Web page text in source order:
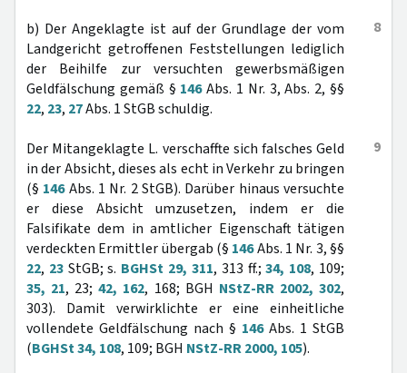
8
b) Der Angeklagte ist auf der Grundlage der vom
Landgericht getroffenen Feststellungen lediglich
der Beihilfe zur versuchten gewerbsmäßigen
Geldfälschung gemäß § 146Abs. 1 Nr. 3, Abs. 2, §§
22, 23, 27Abs. 1 StGB schuldig.
9
Der Mitangeklagte L. verschaffte sich falsches Geld
in der Absicht, dieses als echt in Verkehr zu bringen
(§ 146Abs. 1 Nr. 2 StGB). Darüber hinaus versuchte
er diese Absicht umzusetzen, indem er die
Falsifikate dem in amtlicher Eigenschaft tätigen
verdeckten Ermittler übergab (§ 146Abs. 1 Nr. 3, §§
22, 23StGB; s. BGHSt 29, 311, 313 ff.;34, 108, 109;
35, 21, 23;42, 162, 168; BGH NStZ-RR 2002, 302,
303). Damit verwirklichte er eine einheitliche
vollendete Geldfälschung nach § 146Abs. 1 StGB
(BGHSt 34, 108, 109; BGH NStZ-RR 2000, 105).